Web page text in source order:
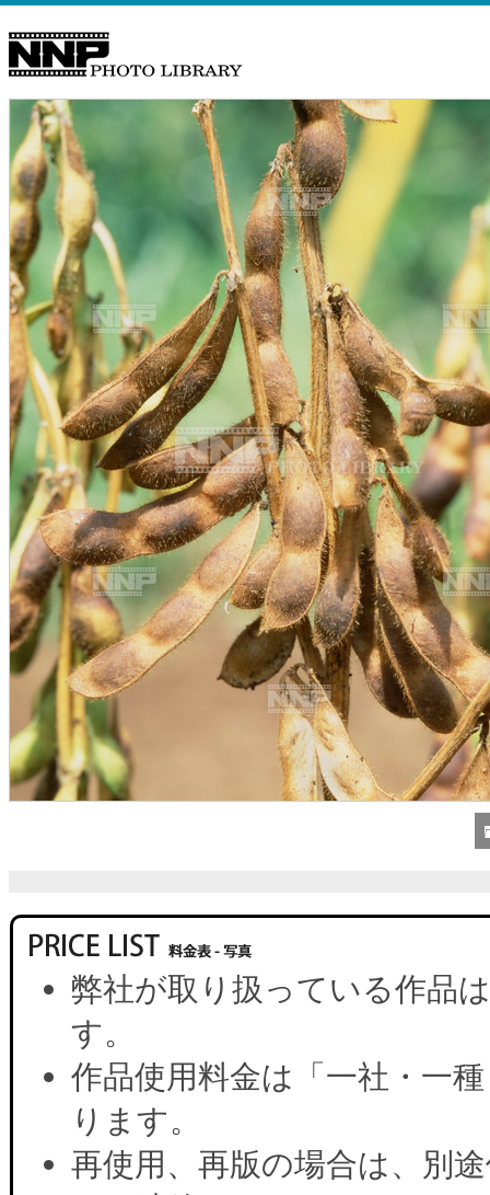
弊社が取り扱っている作品
す。
作品使用料金は「一社・一
ります。
再使用、再版の場合は、別